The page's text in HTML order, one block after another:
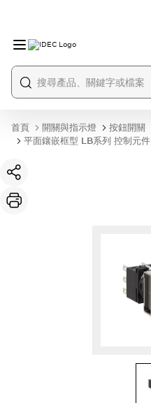
首頁 開關與指示燈 按鈕開關
平面鑲嵌框型 LB系列 控制元件